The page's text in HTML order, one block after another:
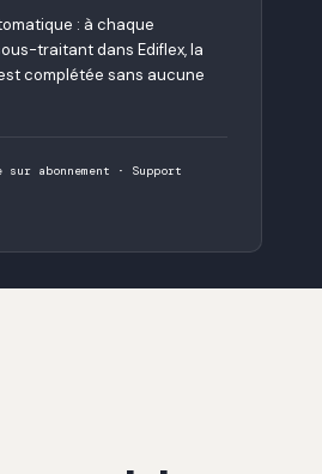
: à chaque
traitant dans Ediflex, la
complétée sans aucune
abonnement · Support